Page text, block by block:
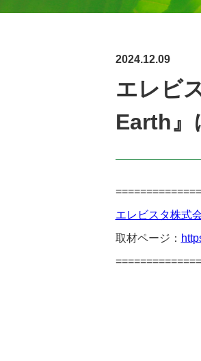
エレビ
Earth』
2024.12.09
エレビスタ株式
取材ページ：